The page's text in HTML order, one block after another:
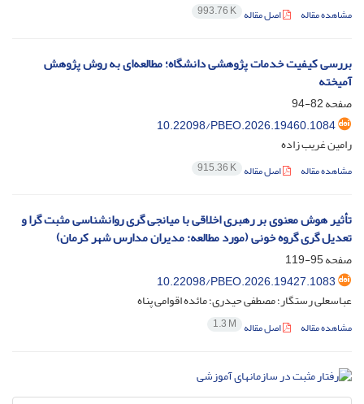
مشاهده مقاله اصل مقاله 993.76 K
بررسی کیفیت خدمات پژوهشی دانشگاه؛ مطالعه‌ای به روش پژوهش
آمیخته
صفحه82-94
10.22098/PBEO.2026.19460.1084
رامین غریب زاده
مشاهده مقاله اصل مقاله 915.36 K
تأثیر هوش معنوی بر رهبری اخلاقی با میانجی گری روانشناسی مثبت گرا و
تعدیل گری گروه خونی (مورد مطالعه: مدیران مدارس شهر کرمان)
صفحه95-119
10.22098/PBEO.2026.19427.1083
عباسعلی رستگار؛ مصطفی حیدری؛ مائده اقوامی پناه
مشاهده مقاله اصل مقاله 1.3 M